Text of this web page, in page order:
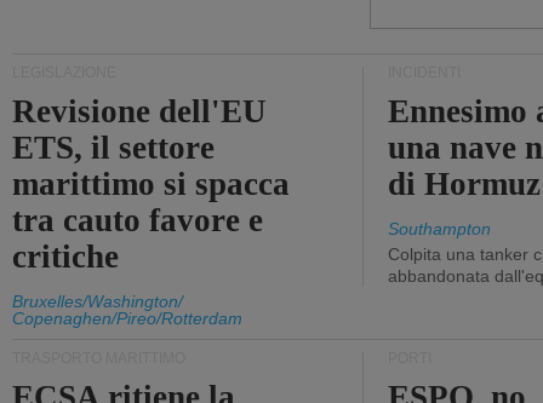
Revisione dell'EU
ETS, il settore
marittimo si spacca
tra cauto favore e
critiche
Bruxelles/Washington/
Copenaghen/Pireo/Rotterdam
Ennesimo
una nave
di Hormuz
Southampton
Colpita una tanker
abbandonata